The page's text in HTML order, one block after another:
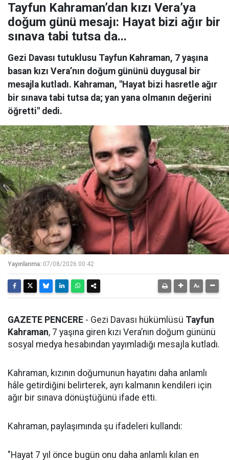
Tayfun Kahraman’dan kızı Vera’ya
doğum günü mesajı: Hayat bizi ağır bir
sınava tabi tutsa da...
Gezi Davası tutuklusu Tayfun Kahraman, 7 yaşına
basan kızı Vera’nın doğum gününü duygusal bir
mesajla kutladı. Kahraman, "Hayat bizi hasretle ağır
bir sınava tabi tutsa da; yan yana olmanın değerini
öğretti" dedi.
Yayınlanma: 07/08/2026 00:42
GAZETE PENCERE - Gezi Davası hükümlüsü Tayfun
Kahraman, 7 yaşına giren kızı Vera’nın doğum gününü
sosyal medya hesabından yayımladığı mesajla kutladı.
Kahraman, kızının doğumunun hayatını daha anlamlı
hâle getirdiğini belirterek, ayrı kalmanın kendileri için
ağır bir sınava dönüştüğünü ifade etti.
Kahraman, paylaşımında şu ifadeleri kullandı:
"Hayat 7 yıl önce bugün onu daha anlamlı kılan en